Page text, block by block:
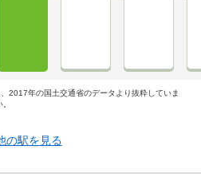
2017年の国土交通省のデータより抜粋していま
の駅を見る